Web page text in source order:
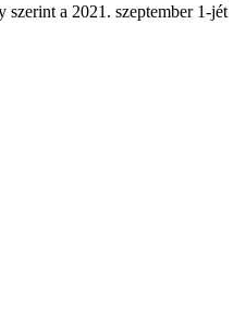
szerint a 2021. szeptember 1-jét